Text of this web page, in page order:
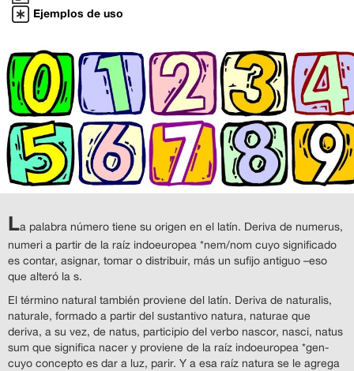
Ejemplos de uso
La palabra número tiene su origen en el latín. Deriva de numerus,
numeri a partir de la raíz indoeuropea *nem/nom cuyo significado
es contar, asignar, tomar o distribuir, más un sufijo antiguo –eso
que alteró la s.
El término natural también proviene del latín. Deriva de naturalis,
naturale, formado a partir del sustantivo natura, naturae que
deriva, a su vez, de natus, participio del verbo nascor, nasci, natus
sum que significa nacer y proviene de la raíz indoeuropea *gen-
cuyo concepto es dar a luz, parir. Y a esa raíz natura se le agrega